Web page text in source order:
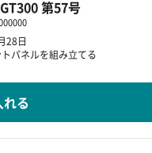
第57号
28日
パネルを組み立てる
る